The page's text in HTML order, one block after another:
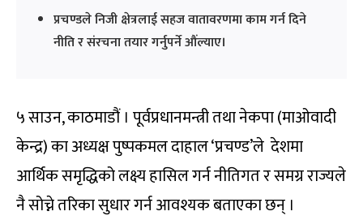
प्रचण्डले निजी क्षेत्रलाई सहज वातावरणमा काम गर्न दिने
नीति र संरचना तयार गर्नुपर्ने औंल्याए।
५ साउन, काठमाडौं । पूर्वप्रधानमन्त्री तथा नेकपा (माओवादी
केन्द्र) का अध्यक्ष पुष्पकमल दाहाल ‘प्रचण्ड’ले देशमा
आर्थिक समृद्धिको लक्ष्य हासिल गर्न नीतिगत र समग्र राज्यले
नै सोच्ने तरिका सुधार गर्न आवश्यक बताएका छन् ।